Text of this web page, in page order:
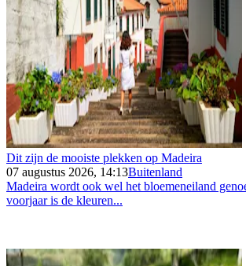
Dit zijn de mooiste plekken op Madeira
07 augustus 2026, 14:13Buitenland
Madeira wordt ook wel het bloemeneiland
voorjaar is de kleuren...